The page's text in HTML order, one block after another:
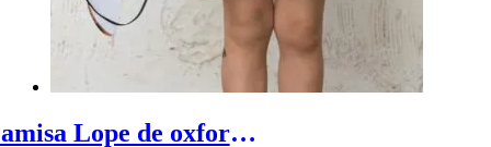
Camisa Lope de oxford de bebé - camisa blanca bebe de algodón